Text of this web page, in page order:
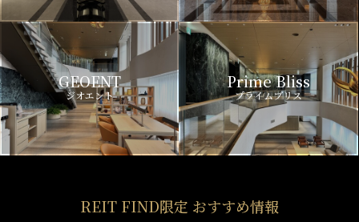
GEOENT
ジオエント
Prime Bliss
プライムブリス
REIT FIND限定 おすすめ情報